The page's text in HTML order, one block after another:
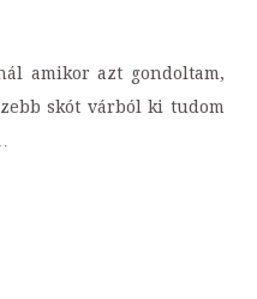
amikor azt gondoltam,
skót várból ki tudom